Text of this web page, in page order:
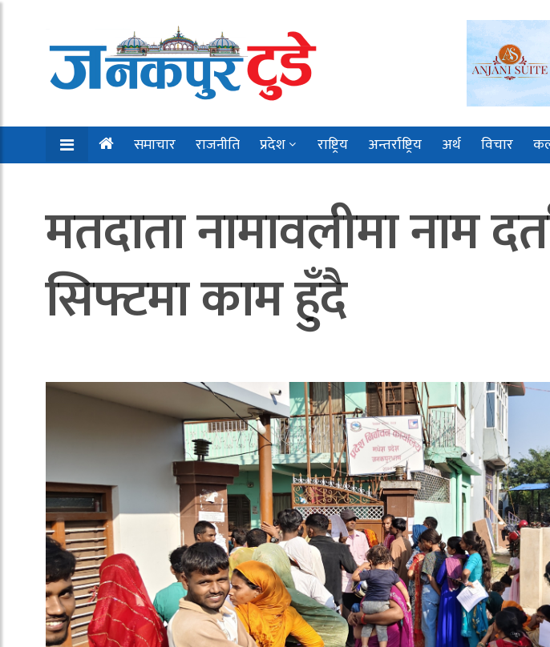
समाचार राजनीति प्रदेश राष्ट्रिय अन्तर्राष्ट्रिय अर्थ विचार
मतदाता नामावलीमा नाम
सिफ्टमा काम हुँदै